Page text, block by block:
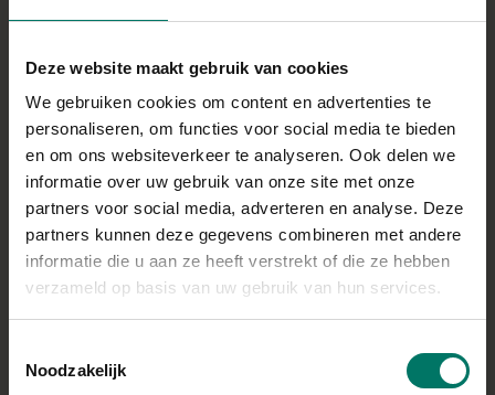
Deze website maakt gebruik van cookies
We gebruiken cookies om content en advertenties te
personaliseren, om functies voor social media te bieden
en om ons websiteverkeer te analyseren. Ook delen we
informatie over uw gebruik van onze site met onze
partners voor social media, adverteren en analyse. Deze
partners kunnen deze gegevens combineren met andere
informatie die u aan ze heeft verstrekt of die ze hebben
verzameld op basis van uw gebruik van hun services.
Noodzakelijk
Schil de pastinaak en snij deze en de courgette in
stukjes
Snipper de ui en hak de knoflookteentjes fijn
Giet wat zonnebloemolie op de bodem van de pan en
Zodra de olie warm is bak je de knoflook en ui even